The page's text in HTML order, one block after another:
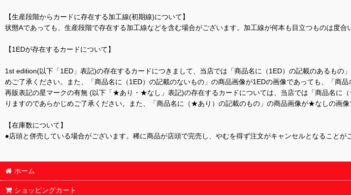
【生産段階からカードに存在する加工線(初期線)について】
状態Aであっても、生産段階で存在する加工線などを含む場合がございます。加工線が何本も目立つものは度合
【1EDが存在するカードについて】
1st edition(以下「1ED」表記)の存在するカードにつきまして、当店では「商品名に（1ED）の記載のあるも
めご了承ください。また、「商品名に（1ED）の記載のないもの」の商品画像が1EDの画像であっても、「商
再販表記の星マークの有無 (以下「★あり・★なし」表記)の存在するカードについては、当店では「商品名
りますのであらかじめご了承ください。また、「商品名に（★あり）の記載のもの」の商品画像が★なしの画
【在庫数について】
●店頭と併売している場合がございます。稀に商品が店頭で完売し、やむを得ず注文がキャンセルとなることが
ホーム
ショッピングカート